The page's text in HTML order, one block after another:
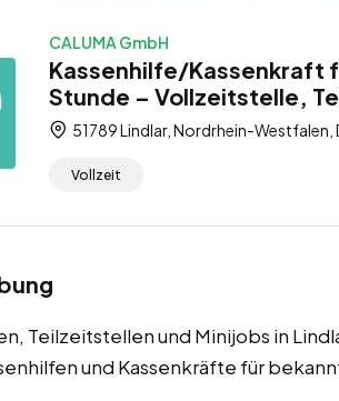
CALUMA GmbH
Kassenhilfe/Kassenkraft
Stunde – Vollzeitstelle,
51789 Lindlar, Nordrhein-Westfalen,
Vollzeit
Teilzeitstellen und Minijobs in
und Kassenkräfte für